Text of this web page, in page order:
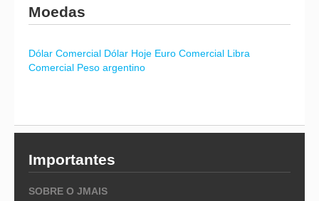
Moedas
Dólar Comercial Dólar Hoje Euro Comercial Libra
Comercial Peso argentino
Importantes
SOBRE O JMAIS